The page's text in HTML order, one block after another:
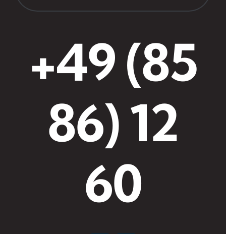
+49 (85
86) 12
60